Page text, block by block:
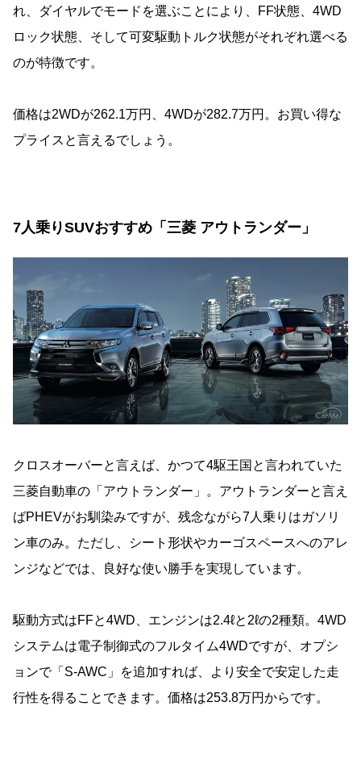
れ、ダイヤルでモードを選ぶことにより、FF状態、4WD
ロック状態、そして可変駆動トルク状態がそれぞれ選べる
のが特徴です。
価格は2WDが262.1万円、4WDが282.7万円。お買い得な
プライスと言えるでしょう。
7人乗りSUVおすすめ「三菱 アウトランダー」
クロスオーバーと言えば、かつて4駆王国と言われていた
三菱自動車の「アウトランダー」。アウトランダーと言え
ばPHEVがお馴染みですが、残念ながら7人乗りはガソリ
ン車のみ。ただし、シート形状やカーゴスペースへのアレ
ンジなどでは、良好な使い勝手を実現しています。
駆動方式はFFと4WD、エンジンは2.4ℓと2ℓの2種類。4WD
システムは電子制御式のフルタイム4WDですが、オプシ
ョンで「S-AWC」を追加すれば、より安全で安定した走
行性を得ることできます。価格は253.8万円からです。